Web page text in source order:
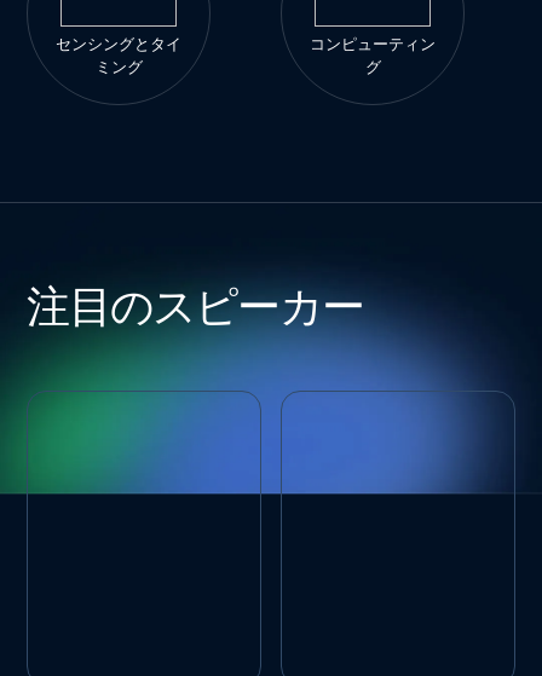
センシングとタイ
ミング
コンピューティン
グ
注目のスピーカー